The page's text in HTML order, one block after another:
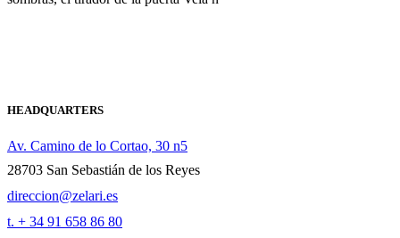
HEADQUARTERS
Av. Camino de lo Cortao, 30 n5
28703 San Sebastián de los Reyes
direccion@zelari.es
t. + 34 91 658 86 80